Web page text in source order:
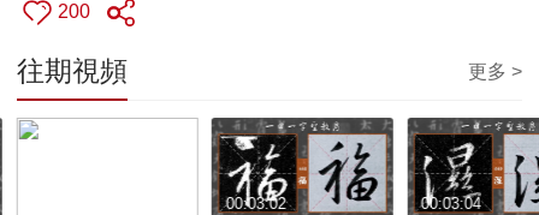
200
往期視頻 更多 >
00:03:02 00:03:04